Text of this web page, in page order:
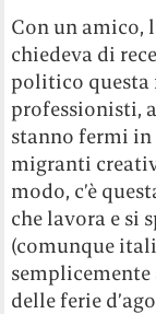
Con un amico,
chiedeva di
politico questa
professionisti,
stanno fermi
migranti
modo, c’è
che lavora e si
(comunque
delle ferie